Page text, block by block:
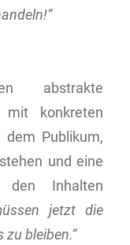
abstrakte
konkreten
dem Publikum,
und eine
den Inhalten
jetzt die
bleiben.“